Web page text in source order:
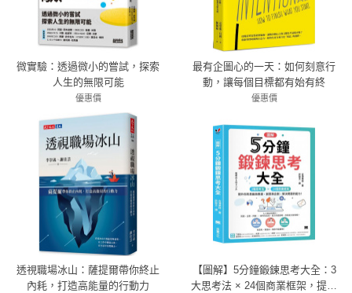
微實驗：透過微小的嘗試，探索
人生的無限可能
優惠價
79折 379元
最有企圖心的一天：如何刻意行
動，讓每個目標都有始有終
優惠價
透視職場冰山：薩提爾帶你終止
內耗，打造高能量的行動力
【圖解】5分鐘鍛鍊思考大全：3
大思考法 × 24個商業框架，提升